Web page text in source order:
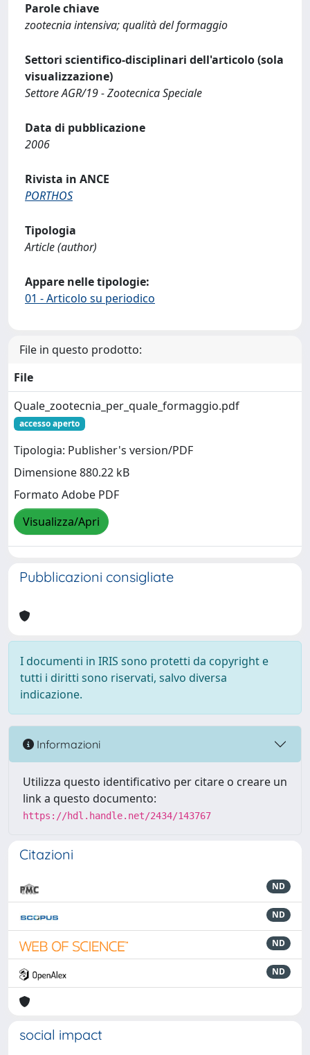
Parole chiave
zootecnia intensiva; qualità del formaggio
Settori scientifico-disciplinari dell'articolo (sola
visualizzazione)
Settore AGR/19 - Zootecnica Speciale
Data di pubblicazione
2006
Rivista in ANCE
PORTHOS
Tipologia
Article (author)
Appare nelle tipologie:
01 - Articolo su periodico
File in questo prodotto:
File
Quale_zootecnia_per_quale_formaggio.pdf
accesso aperto
Tipologia: Publisher's version/PDF
Dimensione 880.22 kB
Formato Adobe PDF
Visualizza/Apri
Pubblicazioni consigliate
I documenti in IRIS sono protetti da copyright e
tutti i diritti sono riservati, salvo diversa
indicazione.
Informazioni
Utilizza questo identificativo per citare o creare un
link a questo documento:
https://hdl.handle.net/2434/143767
Citazioni
ND
ND
ND
ND
social impact